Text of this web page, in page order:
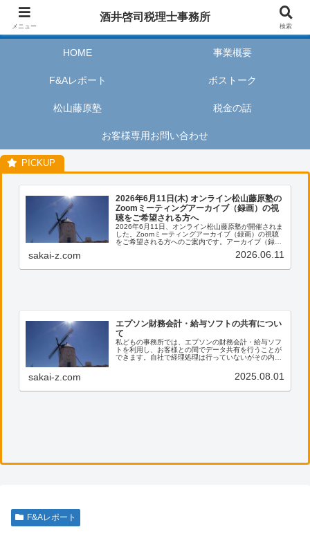
酒井啓司税理士事務所は、お客様が私たちのサービスを利用するときに、安心
HOME 事業概要
F&Aレポート ボストーク
松山藤原塾 税金の話
お客様専用お問い合わせ
2026年6月11日(木) オンライン松山藤原塾の
Zoomミーティングアーカイブ（録画）の視
聴をご希望される方へ
2026年6月11日、オンライン松山藤原塾が開催されま
した。Zoomミーティングアーカイブ（録画）の視聴
をご希望される方へのご案内です。アーカイブ（録
わせより、「松山藤原塾アーカイブ（録画）の...
sakai-z.com 2026.06.11
エプソン財務会計・給与ソフトの共有につい
て
私どもの事務所では、エプソンの財務会計・給与ソフ
トを利用し、お客様との間でデータ共有を行うことが
できます。自社で経理処理は行っていないがその内容
望がございましたら、ぜひ私共までご連絡ください。
sakai-z.com 2025.08.01
F&Aレポート
メニュー
酒井啓司税理士事務所
検索